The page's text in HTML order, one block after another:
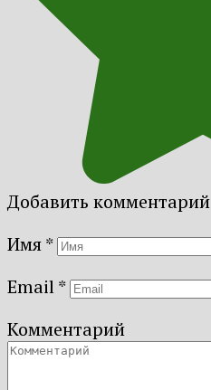
Добавить комментарий
Имя*
Email*
Комментарий